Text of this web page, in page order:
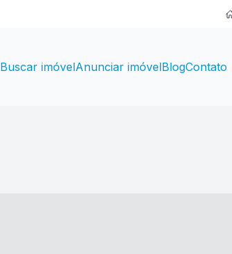
Buscar imóvelAnunciar imóvelBlogContato